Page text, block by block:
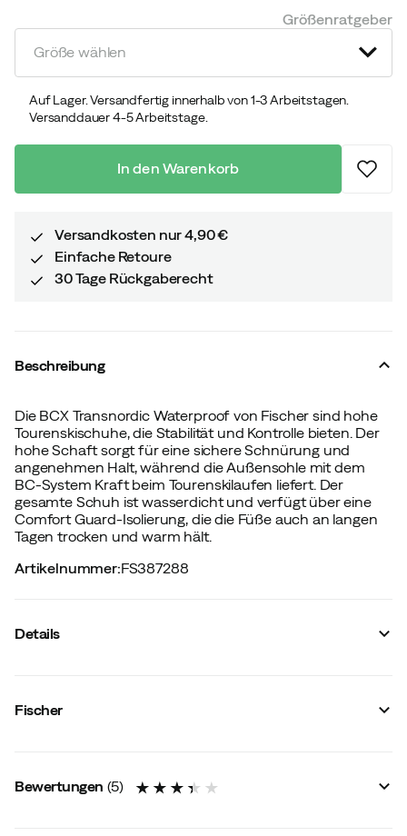
price
price
Größenratgeber
Größe wählen
Auf Lager. Versandfertig innerhalb von 1-3 Arbeitstagen.
Versanddauer 4-5 Arbeitstage.
In den Warenkorb
Versandkosten nur 4,90 €
Einfache Retoure
30 Tage Rückgaberecht
Beschreibung
Die BCX Transnordic Waterproof von Fischer sind hohe
Tourenskischuhe, die Stabilität und Kontrolle bieten. Der
hohe Schaft sorgt für eine sichere Schnürung und
angenehmen Halt, während die Außensohle mit dem
BC-System Kraft beim Tourenskilaufen liefert. Der
gesamte Schuh ist wasserdicht und verfügt über eine
Comfort Guard-Isolierung, die die Füße auch an langen
Tagen trocken und warm hält.
Artikelnummer:FS387288
Details
Fischer
Bewertungen (5)